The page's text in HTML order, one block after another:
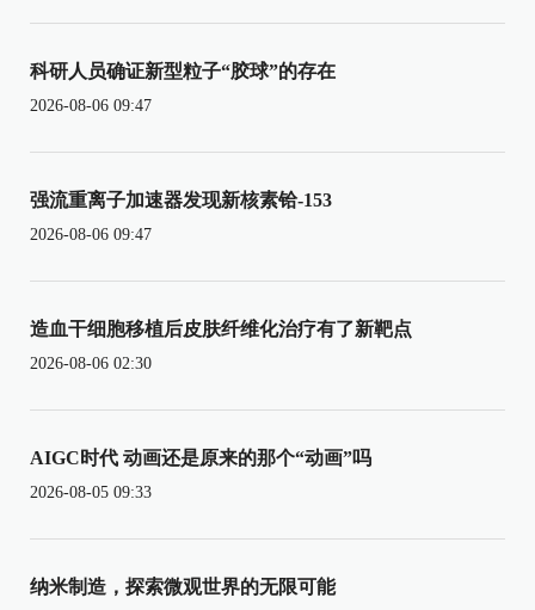
科研人员确证新型粒子“胶球”的存在
2026-08-06 09:47
强流重离子加速器发现新核素铪-153
2026-08-06 09:47
造血干细胞移植后皮肤纤维化治疗有了新靶点
2026-08-06 02:30
AIGC时代 动画还是原来的那个“动画”吗
2026-08-05 09:33
纳米制造，探索微观世界的无限可能